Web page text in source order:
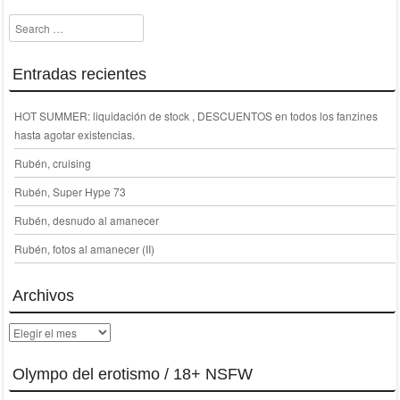
Search
Entradas recientes
HOT SUMMER: liquidación de stock , DESCUENTOS en todos los fanzines
hasta agotar existencias.
Rubén, cruising
Rubén, Super Hype 73
Rubén, desnudo al amanecer
Rubén, fotos al amanecer (II)
Archivos
Archivos
Olympo del erotismo / 18+ NSFW